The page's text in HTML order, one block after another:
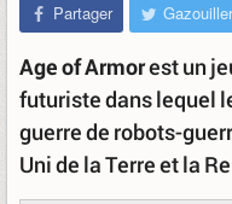
Partager Gazouiller
Age of Armorest un
futuriste dans lequel
guerre de robots-
Uni de la Terre et la